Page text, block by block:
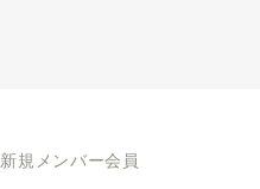
新規メンバー会員